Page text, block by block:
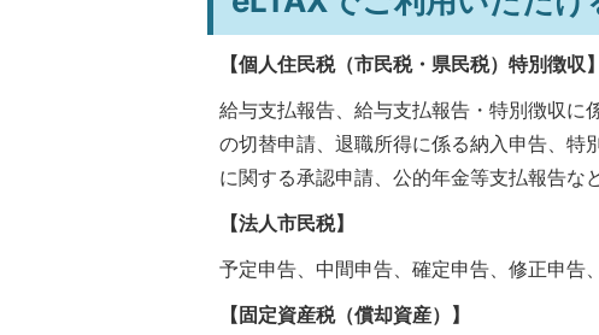
【個人住民税（市民税・県民税）特別徴収】
給与支払報告、給与支払報告・特別徴収に
の切替申請、退職所得に係る納入申告、特
に関する承認申請、公的年金等支払報告な
【法人市民税】
予定申告、中間申告、確定申告、修正申告
【固定資産税（償却資産）】